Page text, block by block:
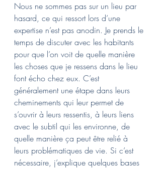
Nous ne sommes pas sur un lieu par
hasard, ce qui ressort lors d’une
expertise n’est pas anodin. Je prends le
temps de discuter avec les habitants
pour que l’on voit de quelle manière
les choses que je ressens dans le lieu
font écho chez eux. C’est
généralement une étape dans leurs
cheminements qui leur permet de
s’ouvrir à leurs ressentis, à leurs liens
avec le subtil qui les environne, de
quelle manière ça peut être relié à
leurs problématiques de vie. Si c’est
nécessaire, j’explique quelques bases